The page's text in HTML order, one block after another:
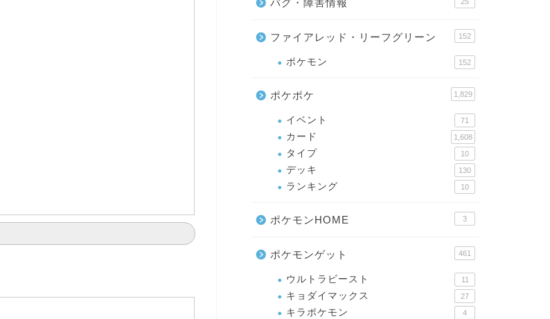
バグ・障害情報
ファイアレッド・リーフグリーン 152
ポケモン 152
ポケポケ 1,829
イベント 71
カード 1,608
タイプ 10
デッキ 130
ランキング 10
ポケモンHOME 3
ポケモンゲット 461
ウルトラビースト 11
キョダイマックス 27
キラポケモン 4